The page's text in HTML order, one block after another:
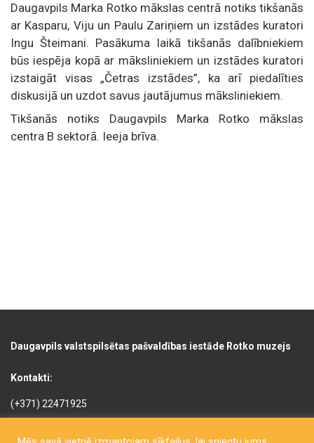
Daugavpils Marka Rotko mākslas centrā notiks tikšanās
ar Kasparu, Viju un Paulu Zariņiem un izstādes kuratori
Ingu Šteimani. Pasākuma laikā tikšanās dalībniekiem
būs iespēja kopā ar māksliniekiem un izstādes kuratori
izstaigāt visas „Četras izstādes”, ka arī piedalīties
diskusijā un uzdot savus jautājumus māksliniekiem.
Tikšanās notiks Daugavpils Marka Rotko mākslas
centra B sektorā. Ieeja brīva.
Daugavpils valstspilsētas pašvaldības iestāde Rotko muzejs
Kontakti:
(+371) 22471925